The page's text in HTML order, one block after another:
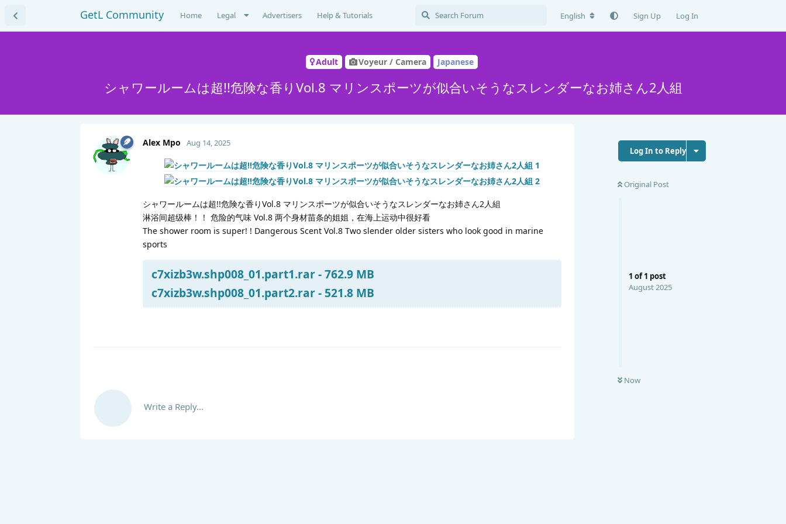
GetL Community Home Legal Advertisers Help & Tutorials English Sign Up Log In
Adult Voyeur / Camera Japanese
シャワールームは超!!危険な香りVol.8 マリンスポーツが似合いそうなスレンダーなお姉さん2人組
Log In to Reply
Original Post
1 of1 post
August 2025
Now
Alex Mpo Aug 14, 2025
シャワールームは超!!危険な香りVol.8 マリンスポーツが似合いそうなスレンダーなお姉さん2人組
淋浴间超级棒！！ 危险的气味 Vol.8 两个身材苗条的姐姐，在海上运动中很好看
The shower room is super! ! Dangerous Scent Vol.8 Two slender older sisters who look good in marine
sports
c7xizb3w.shp008_01.part1.rar - 762.9 MB
c7xizb3w.shp008_01.part2.rar - 521.8 MB
Write a Reply...